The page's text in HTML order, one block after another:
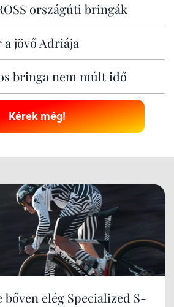
országúti bringák
jövő Adriája
bringa nem múlt idő
Kérek még!
bőven elég Specialized S-